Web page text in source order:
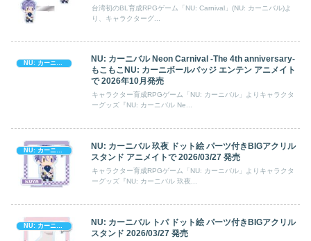
台湾初のBL育成RPGゲーム「NU: Carnival」(NU: カーニバル)よ
り、キャラクターグ...
NU: カーニバル Neon Carnival -The 4th anniversary-
もこもこNU: カーニボールバッジ エンテン アニメイト
で 2026年10月発売
キャラクター育成RPGゲーム「NU: カーニバル」よりキャラクタ
ーグッズ『NU: カーニバル Ne...
NU: カーニバル 玖夜 ドット絵 パーツ付きBIGアクリル
スタンド アニメイトで 2026/03/27 発売
キャラクター育成RPGゲーム「NU: カーニバル」よりキャラクタ
ーグッズ『NU: カーニバル 玖夜...
NU: カーニバル
NU: カーニバル トパ ドット絵 パーツ付きBIGアクリル
スタンド 2026/03/27 発売